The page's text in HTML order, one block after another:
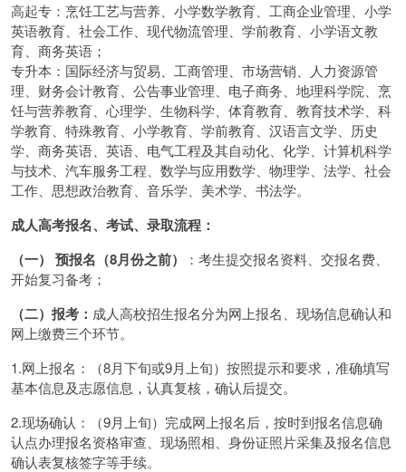
高起专：烹饪工艺与营养、小学数学教育、工商企业管理、小学
英语教育、社会工作、现代物流管理、学前教育、小学语文教
育、商务英语；
专升本：国际经济与贸易、工商管理、市场营销、人力资源管
理、财务会计教育、公告事业管理、电子商务、地理科学院、烹
饪与营养教育、心理学、生物科学、体育教育、教育技术学、科
学教育、特殊教育、小学教育、学前教育、汉语言文学、历史
学、商务英语、英语、电气工程及其自动化、化学、计算机科学
与技术、汽车服务工程、数学与应用数学、物理学、法学、社会
工作、思想政治教育、音乐学、美术学、书法学。
成人高考报名、考试、录取流程：
（一） 预报名（8月份之前）
：考生提交报名资料、交报名费、
开始复习备考；
（二）报考： 成人高校招生报名分为网上报名、现场信息确认和
网上缴费三个环节。
1.网上报名：（8月下旬或9月上旬）按照提示和要求，准确填写
基本信息及志愿信息，认真复核，确认后提交。
2.现场确认：（9月上旬）完成网上报名后，按时到报名信息确
认点办理报名资格审查、现场照相、身份证照片采集及报名信息
确认表复核签字等手续。